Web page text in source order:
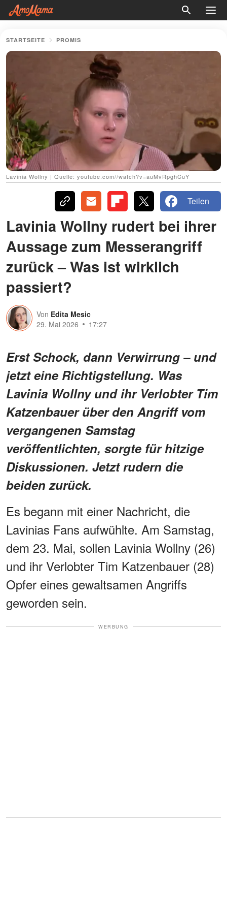
STARTSEITE PROMIS
Lavinia Wollny | Quelle: youtube.com//watch?v=auMvRpghCuY
Teilen
Lavinia Wollny rudert bei ihrer
Aussage zum Messerangriff
zurück – Was ist wirklich
passiert?
Von Edita Mesic
29. Mai 2026
17:27
Erst Schock, dann Verwirrung – und
jetzt eine Richtigstellung. Was
Lavinia Wollny und ihr Verlobter Tim
Katzenbauer über den Angriff vom
vergangenen Samstag
veröffentlichten, sorgte für hitzige
Diskussionen. Jetzt rudern die
beiden zurück.
Es begann mit einer Nachricht, die
Lavinias Fans aufwühlte. Am Samstag,
dem 23. Mai, sollen Lavinia Wollny (26)
und ihr Verlobter Tim Katzenbauer (28)
Opfer eines gewaltsamen Angriffs
geworden sein.
WERBUNG